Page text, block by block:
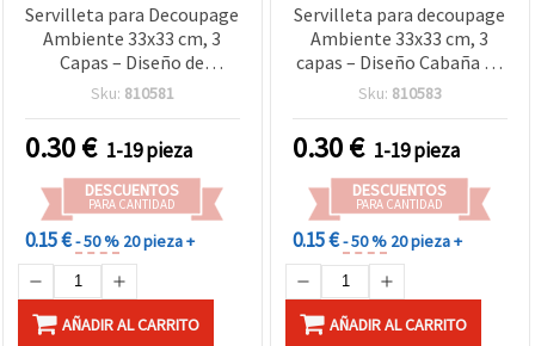
Servilleta para Decoupage
Ambiente 33x33 cm, 3
Capas – Diseño de
Muñecos de Nieve
Manualidades Navideñas,
Proyectos Infantiles y
Decoración Festiva
Sku: 810581
0.30€ 1-19 pieza
DESCUENTOS
PARA CANTIDAD
0.15 €- 50 % 20 pieza +
AÑADIR AL CARRITO
Servilleta para decoupage
Ambiente 33x33 cm, 3
capas – Diseño Cabaña en
el Bosque, ideal para
decoración rústica y
regalos hechos a mano
Sku: 810583
0.30€ 1-19 pieza
DESCUENTOS
PARA CANTIDAD
0.15 €- 50 % 20 pieza +
AÑADIR AL CARRITO